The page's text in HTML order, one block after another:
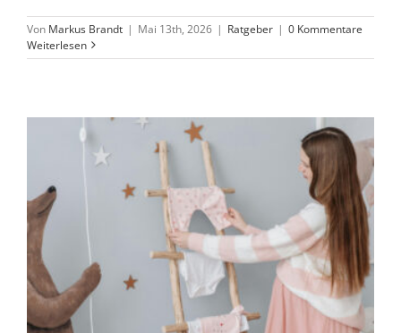
Von Markus Brandt | Mai 13th, 2026 | Ratgeber | 0 Kommentare
Weiterlesen